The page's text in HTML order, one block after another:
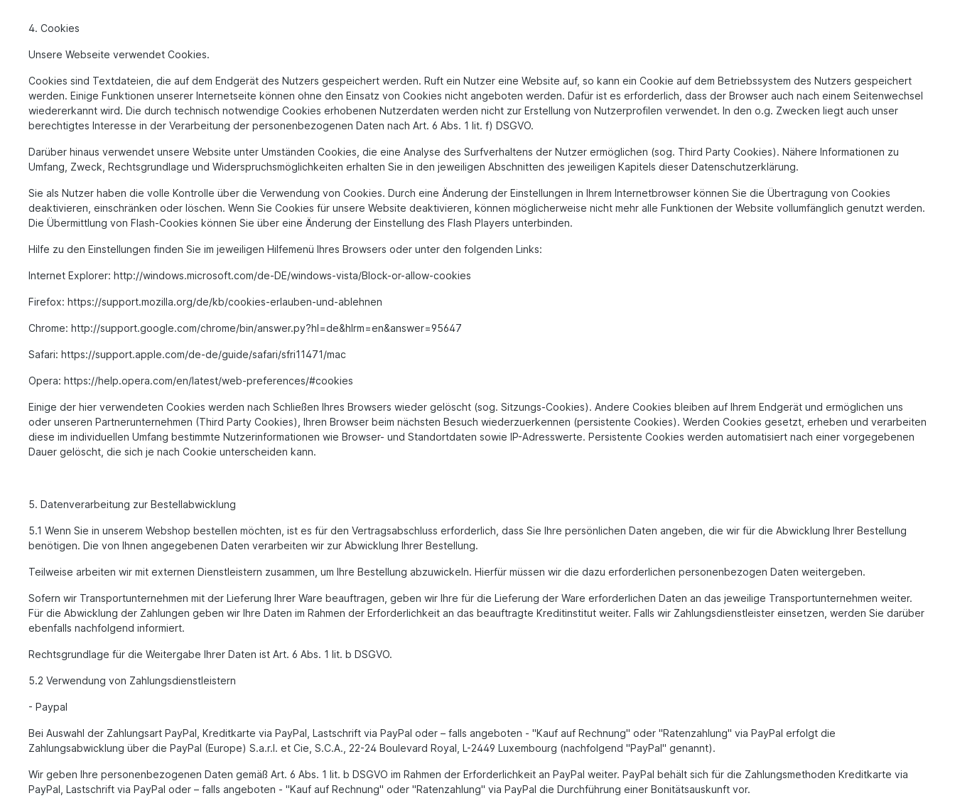
4. Cookies
Unsere Webseite verwendet Cookies.
Cookies sind Textdateien, die auf dem Endgerät des Nutzers gespeichert werden. Ruft ein Nutzer eine Website auf, so kann ein Cookie auf dem Betriebssystem des Nutzers gespeichert
werden. Einige Funktionen unserer Internetseite können ohne den Einsatz von Cookies nicht angeboten werden. Dafür ist es erforderlich, dass der Browser auch nach einem Seitenwechsel
wiedererkannt wird. Die durch technisch notwendige Cookies erhobenen Nutzerdaten werden nicht zur Erstellung von Nutzerprofilen verwendet. In den o.g. Zwecken liegt auch unser
berechtigtes Interesse in der Verarbeitung der personenbezogenen Daten nach Art. 6 Abs. 1 lit. f) DSGVO.
Darüber hinaus verwendet unsere Website unter Umständen Cookies, die eine Analyse des Surfverhaltens der Nutzer ermöglichen (sog. Third Party Cookies). Nähere Informationen zu
Umfang, Zweck, Rechtsgrundlage und Widerspruchsmöglichkeiten erhalten Sie in den jeweiligen Abschnitten des jeweiligen Kapitels dieser Datenschutzerklärung.
Sie als Nutzer haben die volle Kontrolle über die Verwendung von Cookies. Durch eine Änderung der Einstellungen in Ihrem Internetbrowser können Sie die Übertragung von Cookies
deaktivieren, einschränken oder löschen. Wenn Sie Cookies für unsere Website deaktivieren, können möglicherweise nicht mehr alle Funktionen der Website vollumfänglich genutzt werden.
Die Übermittlung von Flash-Cookies können Sie über eine Änderung der Einstellung des Flash Players unterbinden.
Hilfe zu den Einstellungen finden Sie im jeweiligen Hilfemenü Ihres Browsers oder unter den folgenden Links:
Internet Explorer: http://windows.microsoft.com/de-DE/windows-vista/Block-or-allow-cookies
Firefox: https://support.mozilla.org/de/kb/cookies-erlauben-und-ablehnen
Chrome: http://support.google.com/chrome/bin/answer.py?hl=de&hlrm=en&answer=95647
Safari: https://support.apple.com/de-de/guide/safari/sfri11471/mac
Opera: https://help.opera.com/en/latest/web-preferences/#cookies
Einige der hier verwendeten Cookies werden nach Schließen Ihres Browsers wieder gelöscht (sog. Sitzungs-Cookies). Andere Cookies bleiben auf Ihrem Endgerät und ermöglichen uns
oder unseren Partnerunternehmen (Third Party Cookies), Ihren Browser beim nächsten Besuch wiederzuerkennen (persistente Cookies). Werden Cookies gesetzt, erheben und verarbeiten
diese im individuellen Umfang bestimmte Nutzerinformationen wie Browser- und Standortdaten sowie IP-Adresswerte. Persistente Cookies werden automatisiert nach einer vorgegebenen
Dauer gelöscht, die sich je nach Cookie unterscheiden kann.
5. Datenverarbeitung zur Bestellabwicklung
5.1 Wenn Sie in unserem Webshop bestellen möchten, ist es für den Vertragsabschluss erforderlich, dass Sie Ihre persönlichen Daten angeben, die wir für die Abwicklung Ihrer Bestellung
benötigen. Die von Ihnen angegebenen Daten verarbeiten wir zur Abwicklung Ihrer Bestellung.
Teilweise arbeiten wir mit externen Dienstleistern zusammen, um Ihre Bestellung abzuwickeln. Hierfür müssen wir die dazu erforderlichen personenbezogen Daten weitergeben.
Sofern wir Transportunternehmen mit der Lieferung Ihrer Ware beauftragen, geben wir Ihre für die Lieferung der Ware erforderlichen Daten an das jeweilige Transportunternehmen weiter.
Für die Abwicklung der Zahlungen geben wir Ihre Daten im Rahmen der Erforderlichkeit an das beauftragte Kreditinstitut weiter. Falls wir Zahlungsdienstleister einsetzen, werden Sie darüber
ebenfalls nachfolgend informiert.
Rechtsgrundlage für die Weitergabe Ihrer Daten ist Art. 6 Abs. 1 lit. b DSGVO.
5.2 Verwendung von Zahlungsdienstleistern
- Paypal
Bei Auswahl der Zahlungsart PayPal, Kreditkarte via PayPal, Lastschrift via PayPal oder – falls angeboten - "Kauf auf Rechnung" oder "Ratenzahlung" via PayPal erfolgt die
Zahlungsabwicklung über die PayPal (Europe) S.a.r.l. et Cie, S.C.A., 22-24 Boulevard Royal, L-2449 Luxembourg (nachfolgend "PayPal" genannt).
Wir geben Ihre personenbezogenen Daten gemäß Art. 6 Abs. 1 lit. b DSGVO im Rahmen der Erforderlichkeit an PayPal weiter. PayPal behält sich für die Zahlungsmethoden Kreditkarte via
PayPal, Lastschrift via PayPal oder – falls angeboten - "Kauf auf Rechnung" oder "Ratenzahlung" via PayPal die Durchführung einer Bonitätsauskunft vor.